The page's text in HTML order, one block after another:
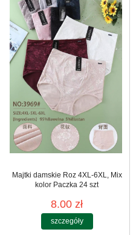
Majtki damskie Roz 4XL-6XL, Mix
kolor Paczka 24 szt
8.00 zł
szczegóły